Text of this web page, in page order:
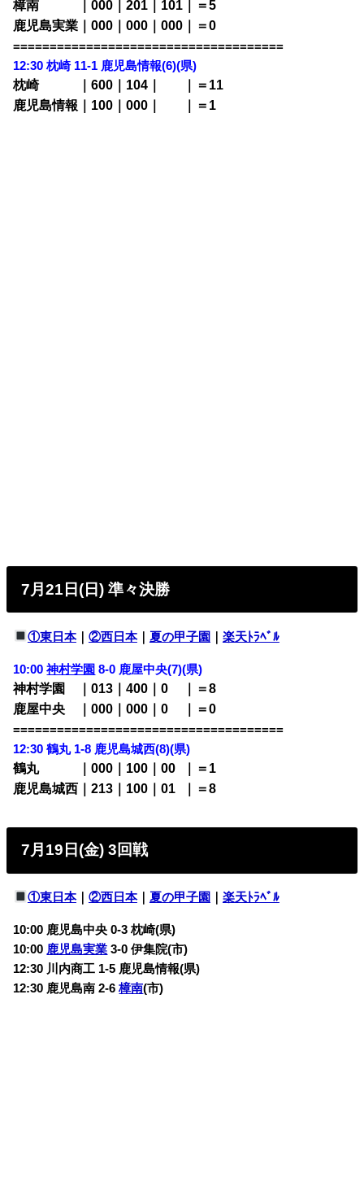
樟南 ｜000｜201｜101｜＝5
鹿児島実業｜000｜000｜000｜＝0
=====================================
12:30 枕崎 11-1 鹿児島情報(6)(県)
枕崎 ｜600｜104｜
｜＝11
鹿児島情報｜100｜000｜
｜＝1
7月21日(日) 準々決勝
①東日本｜ ②西日本｜ 夏の甲子園 ｜ 楽天ﾄﾗﾍﾞﾙ
10:00神村学園 8-0 鹿屋中央(7)(県)
神村学園 ｜013｜400｜0
｜＝8
鹿屋中央 ｜000｜000｜0
｜＝0
=====================================
12:30 鶴丸 1-8 鹿児島城西(8)(県)
鶴丸 ｜000｜100｜00
｜＝1
鹿児島城西｜213｜100｜01
｜＝8
7月19日(金) 3回戦
①東日本｜ ②西日本｜ 夏の甲子園 ｜ 楽天ﾄﾗﾍﾞﾙ
10:00 鹿児島中央 0-3枕崎(県)
10:00 鹿児島実業 3-0伊集院(市)
12:30 川内商工 1-5 鹿児島情報(県)
12:30 鹿児島南 2-6樟南(市)